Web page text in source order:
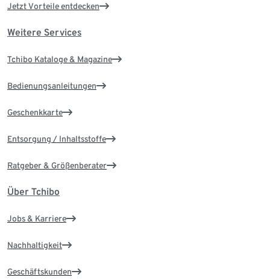
Jetzt Vorteile entdecken
Weitere Services
Tchibo Kataloge & Magazine
Bedienungsanleitungen
Geschenkkarte
Entsorgung / Inhaltsstoffe
Ratgeber & Größenberater
Über Tchibo
Jobs & Karriere
Nachhaltigkeit
Geschäftskunden